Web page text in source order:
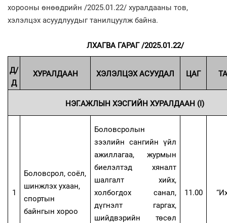
хорооны өнөөдрийн /2025.01.22/ хуралдааны тов,
хэлэлцэх асуудлуудыг танилцуулж байна.
ЛХАГВА ГАРАГ /2025.01.22/
Д/
Д
ХУРАЛДААН ХЭЛЭЛЦЭХ АСУУДАЛ ЦАГ
НЭГ.АЖЛЫН ХЭСГИЙН ХУРАЛДААН (I)
1
Боловсрол, соёл,
шинжлэх ухаан,
спортын
байнгын хороо
Боловсролын
зээлийн сангийн үйл
ажиллагаа, журмын
биелэлтэд хяналт
шалгалт хийх,
холбогдох санал,
дүгнэлт гаргах,
шийдвэрийн төсөл
11.00 “